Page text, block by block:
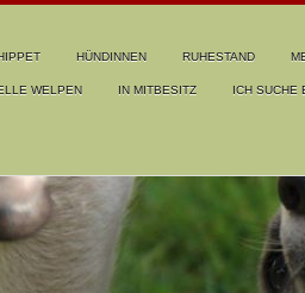
HÜNDINNEN RUHESTAND
WELPEN IN MITBESITZ ICH SUCHE